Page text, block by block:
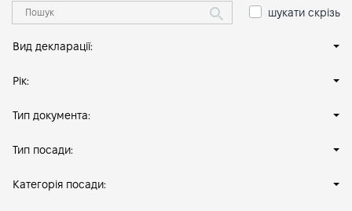
шукати скрізь
Вид декларації:
Рік:
Тип документа:
Тип посади:
Категорія посади: